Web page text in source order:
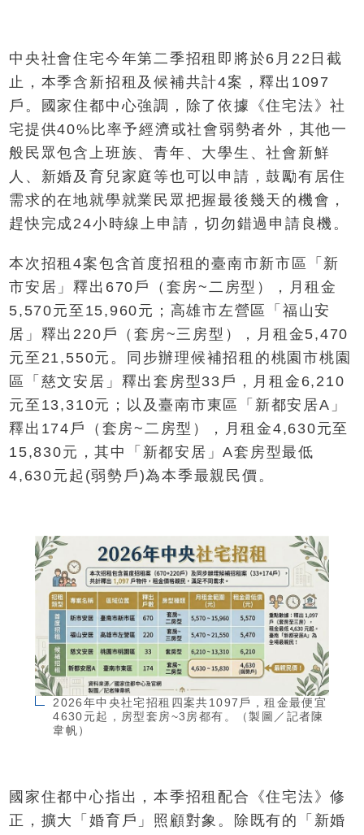
中央社會住宅今年第二季招租即將於6月22日截
止，本季含新招租及候補共計4案，釋出1097
戶。國家住都中心強調，除了依據《住宅法》社
宅提供40%比率予經濟或社會弱勢者外，其他一
般民眾包含上班族、青年、大學生、社會新鮮
人、新婚及育兒家庭等也可以申請，鼓勵有居住
需求的在地就學就業民眾把握最後幾天的機會，
趕快完成24小時線上申請，切勿錯過申請良機。
本次招租4案包含首度招租的臺南市新市區「新
市安居」釋出670戶（套房~二房型），月租金
5,570元至15,960元；高雄市左營區「福山安
居」釋出220戶（套房~三房型），月租金5,470
元至21,550元。同步辦理候補招租的桃園市桃園
區「慈文安居」釋出套房型33戶，月租金6,210
元至13,310元；以及臺南市東區「新都安居A」
釋出174戶（套房~二房型），月租金4,630元至
15,830元，其中「新都安居」A套房型最低
4,630元起(弱勢戶)為本季最親民價。
2026年中央社宅招租四案共1097戶，租金最便宜
4630元起，房型套房~3房都有。（製圖／記者陳
韋帆）
國家住都中心指出，本季招租配合《住宅法》修
正，擴大「婚育戶」照顧對象。除既有的「新婚